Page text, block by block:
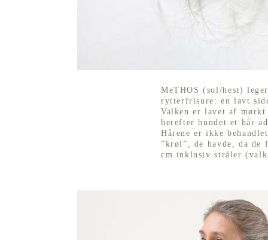
MeTHOS (sol/hest)
rytterfrisure: en lavt
Valken er lavet af mørkt
herefter bundet et hår
Hårene er ikke
”krøl”, de havde, da
cm inklusiv stråler